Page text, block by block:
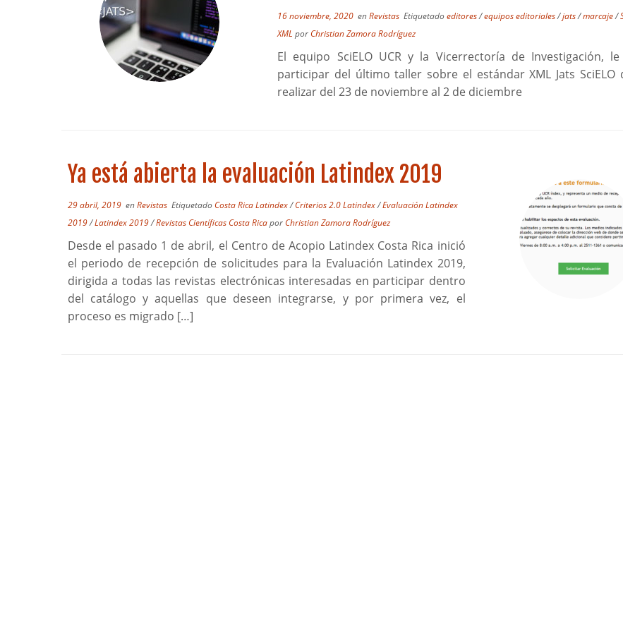
16 noviembre, 2020 enRevistas Etiquetadoeditores/equipos editoriales/jats/marcaje/
XMLporChristian Zamora Rodríguez
El equipo SciELO UCR y la Vicerrectoría de Investigación,
participar del último taller sobre el estándar XML Jats SciELO
realizar del 23 de noviembre al 2 de diciembre
Ya está abierta la evaluación Latindex 2019
29 abril, 2019enRevistas Etiquetado Costa Rica Latindex/Criterios 2.0 Latindex/Evaluación Latindex
2019/Latindex 2019/Revistas Científicas Costa RicaporChristian Zamora Rodríguez
Desde el pasado 1 de abril, el Centro de Acopio Latindex Costa Rica inició
el periodo de recepción de solicitudes para la Evaluación Latindex 2019,
dirigida a todas las revistas electrónicas interesadas en participar dentro
del catálogo y aquellas que deseen integrarse, y por primera vez, el
proceso es migrado […]